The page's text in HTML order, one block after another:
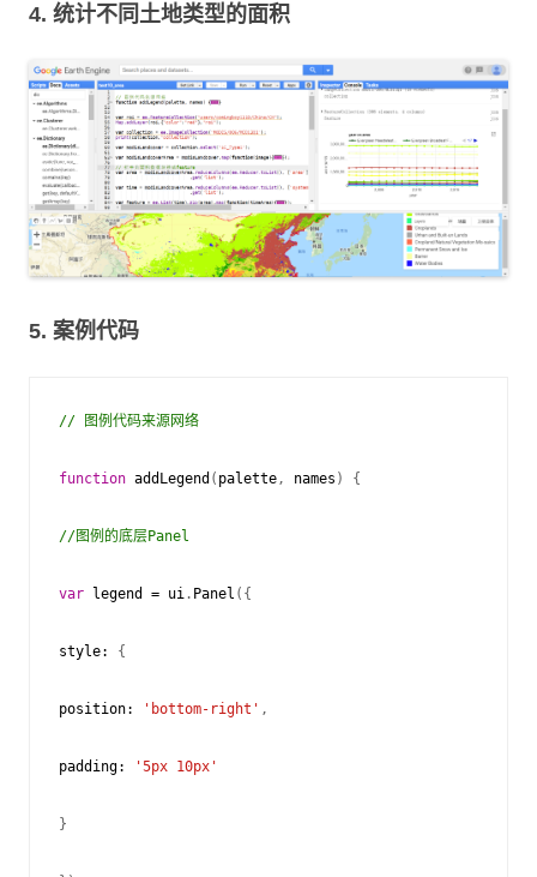
4. 统计不同土地类型的面积
5. 案例代码
// 图例代码来源网络
function addLegend ( palette , names ) {
//图例的底层Panel
var legend = ui . Panel ({
style: {
position: 'bottom-right' ,
padding: '5px 10px'
}